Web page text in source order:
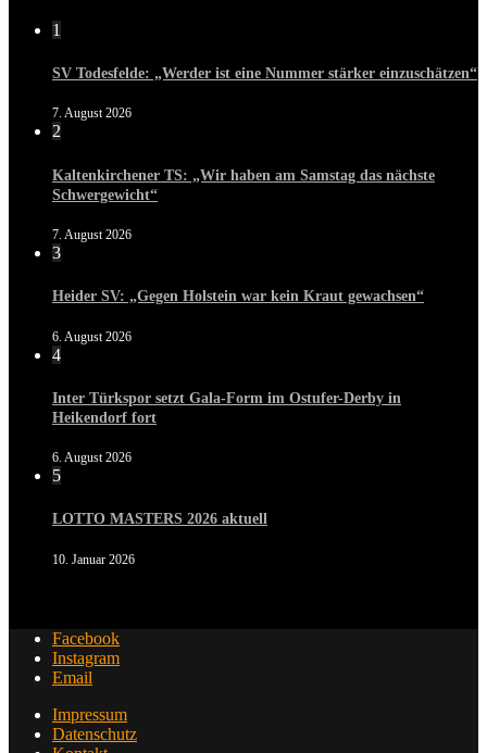
1
SV Todesfelde: „Werder ist eine Nummer stärker einzuschätzen“
7. August 2026
2
Kaltenkirchener TS: „Wir haben am Samstag das nächste
Schwergewicht“
7. August 2026
3
Heider SV: „Gegen Holstein war kein Kraut gewachsen“
6. August 2026
4
Inter Türkspor setzt Gala-Form im Ostufer-Derby in
Heikendorf fort
6. August 2026
5
LOTTO MASTERS 2026 aktuell
10. Januar 2026
Facebook
Instagram
Email
Impressum
Datenschutz